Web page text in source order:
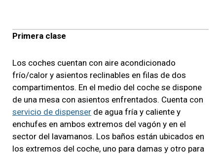
Primera clase
Los coches cuentan con aire acondicionado
frío/calor y asientos reclinables en filas de dos
compartimentos. En el medio del coche se dispone
de una mesa con asientos enfrentados. Cuenta con
servicio de dispenser de agua fría y caliente y
enchufes en ambos extremos del vagón y en el
sector del lavamanos. Los baños están ubicados en
los extremos del coche, uno para damas y otro para